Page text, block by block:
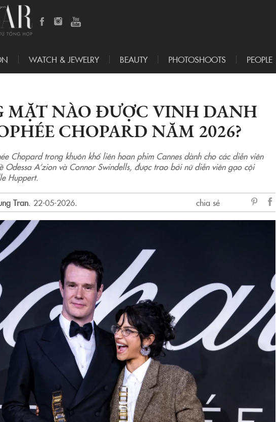
WATCH & JEWELRY BEAUTY PHOTOSHOOTS PEOPLE
MẶT NÀO ĐƯỢC VINH DANH
CHOPARD NĂM 2026?
Chopard trong khuôn khổ liên hoan phim Cannes dành cho các diễn viên
Odessa A’zion và Connor Swindells, được trao bởi nữ diễn viên gạo cội
Huppert.
Tran. 22-05-2026.
chia sẻ